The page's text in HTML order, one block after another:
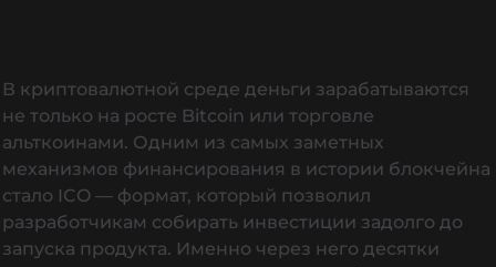
В криптовалютной среде деньги зарабатываются
не только на росте Bitcoin или торговле
альткоинами. Одним из самых заметных
механизмов финансирования в истории блокчейна
стало ICO — формат, который позволил
разработчикам собирать инвестиции задолго до
запуска продукта. Именно через него десятки